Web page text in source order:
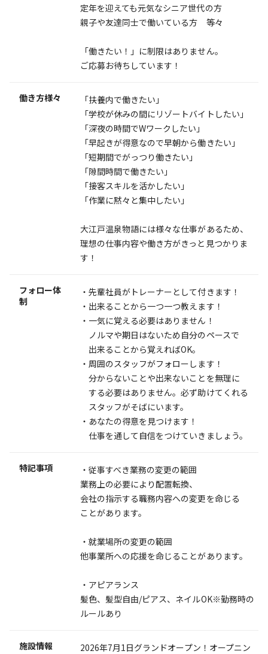
定年を迎えても元気なシニア世代の方
親子や友達同士で働いている方 等々
「働きたい！」に制限はありません。
ご応募お待ちしています！
働き方様々
「扶養内で働きたい」
「学校が休みの間にリゾートバイトしたい」
「深夜の時間でWワークしたい」
「早起きが得意なので早朝から働きたい」
「短期間でがっつり働きたい」
「隙間時間で働きたい」
「接客スキルを活かしたい」
「作業に黙々と集中したい」
大江戸温泉物語には様々な仕事があるため、
理想の仕事内容や働き方がきっと見つかりま
す！
フォロー体
制
・先輩社員がトレーナーとして付きます！
・出来ることから一つ一つ教えます！
・一気に覚える必要はありません！
ノルマや期日はないため自分のペースで
出来ることから覚えればOK。
・周囲のスタッフがフォローします！
分からないことや出来ないことを無理に
する必要はありません。必ず助けてくれる
スタッフがそばにいます。
・あなたの得意を見つけます！
仕事を通して自信をつけていきましょう。
特記事項
・従事すべき業務の変更の範囲
業務上の必要により配置転換、
会社の指示する職務内容への変更を命じる
ことがあります。
・就業場所の変更の範囲
他事業所への応援を命じることがあります。
・アピアランス
髪色、髪型自由/ピアス、ネイルOK※勤務時の
ルールあり
施設情報
2026年7月1日グランドオープン！オープニン